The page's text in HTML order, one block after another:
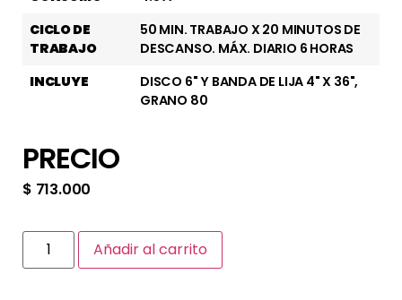
CICLO DE
TRABAJO
50 MIN. TRABAJO X 20 MINUTOS DE
DESCANSO. MÁX. DIARIO 6 HORAS
INCLUYE
DISCO 6" Y BANDA DE LIJA 4" X 36",
GRANO 80
PRECIO
$ 713.000
Añadir al carrito